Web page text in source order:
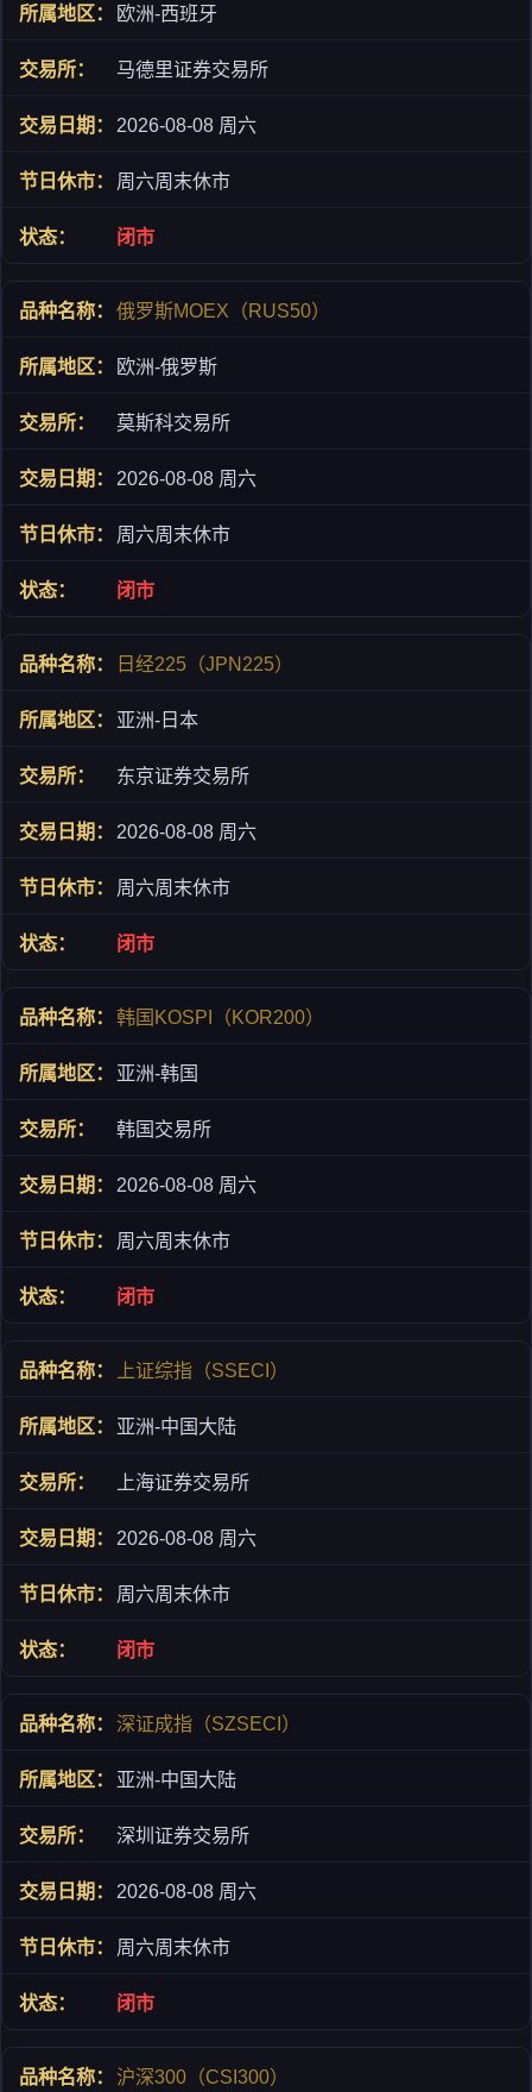
欧洲-西班牙
马德里证券交易所
2026-08-08 周六
周六周末休市
闭市
俄罗斯MOEX（RUS50）
欧洲-俄罗斯
莫斯科交易所
2026-08-08 周六
周六周末休市
闭市
日经225（JPN225）
亚洲-日本
东京证券交易所
2026-08-08 周六
周六周末休市
闭市
韩国KOSPI（KOR200）
亚洲-韩国
韩国交易所
2026-08-08 周六
周六周末休市
闭市
上证综指（SSECI）
亚洲-中国大陆
上海证券交易所
2026-08-08 周六
周六周末休市
闭市
深证成指（SZSECI）
亚洲-中国大陆
深圳证券交易所
2026-08-08 周六
周六周末休市
闭市
沪深300（CSI300）